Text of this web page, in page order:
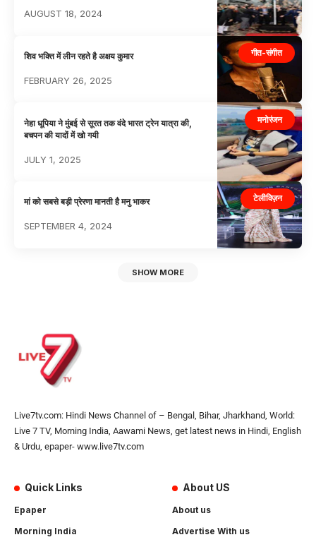
AUGUST 18, 2024
गीत-संगीत
शिव भक्ति में लीन रहते है अक्षय कुमार
FEBRUARY 26, 2025
मनोरंजन
नेहा धूपिया ने मुंबई से सूरत तक वंदे भारत ट्रेन यात्रा की,
बचपन की यादों में खो गयी
JULY 1, 2025
टेलीविज़न
मां को सबसे बड़ी प्रेरणा मानती है मनु भाकर
SEPTEMBER 4, 2024
SHOW MORE
Live7tv.com: Hindi News Channel of – Bengal, Bihar, Jharkhand, World:
Live 7 TV, Morning India, Aawami News, get latest news in Hindi, English
& Urdu, epaper- www.live7tv.com
Quick Links
Epaper
Morning India
About US
About us
Advertise With us